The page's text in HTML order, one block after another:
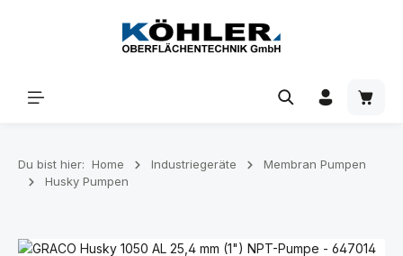
Zum Hauptinhalt springen
Du bist hier: Home Industriegeräte
Membran Pumpen
Husky Pumpen
Bildergalerie überspringen